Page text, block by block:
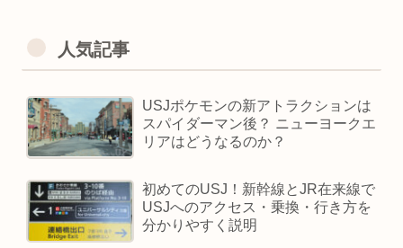
人気記事
USJポケモンの新アトラクションは
スパイダーマン後？ ニューヨークエ
リアはどうなるのか？
初めてのUSJ！新幹線とJR在来線で
USJへのアクセス・乗換・行き方を
分かりやすく説明